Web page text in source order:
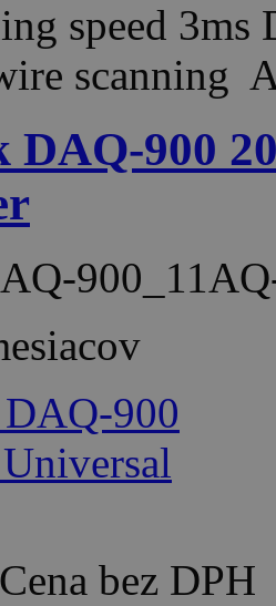
speed
scanning
DAQ-900
Cena bez DPH